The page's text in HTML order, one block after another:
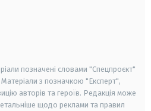
позначені словами "Спецпроєкт"
з позначкою "Експерт",
авторів та героїв. Редакція може
щодо реклами та правил